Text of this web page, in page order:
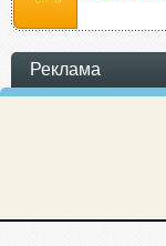
Реклама